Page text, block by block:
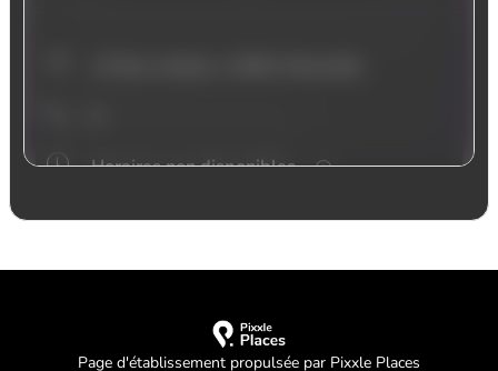
Page d'établissement propulsée par Pixxle Places